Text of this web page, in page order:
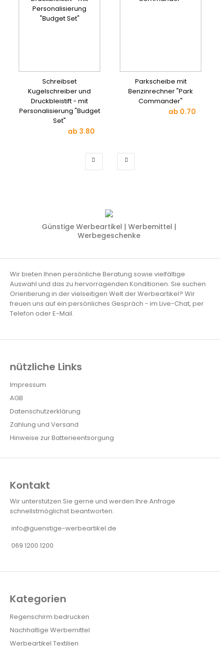
Schreibset
Kugelschreiber und
Druckbleistift - mit
Personalisierung "Budget
Set"
ab 3.80
Parkscheibe mit
Benzinrechner "Park
Commander"
ab 0.70
Günstige Werbeartikel | Werbemittel |
Werbegeschenke
Wir bieten Ihnen persönliche Beratung sowie vielfältige
Auswahl und das zu hervorragenden Konditionen. Sie suchen
Orientierung in der vielseitigen Welt der Werbeartikel? Wir
freuen uns auf ein persönliches Gespräch - im Live-Chat, per
Telefon oder E-Mail.
nützliche Links
Impressum
AGB
Datenschutzerklärung
Zahlung und Versand
Hinweise zur Batterieentsorgung
Kontakt
Wir unterstützen Sie gerne und werden Ihre Anfrage
schnellstmöglichst beantworten.
info@guenstige-werbeartikel.de
069 1200 1200
Kategorien
Regenschirm bedrucken
Nachhaltige Werbemittel
Werbeartikel Textilien